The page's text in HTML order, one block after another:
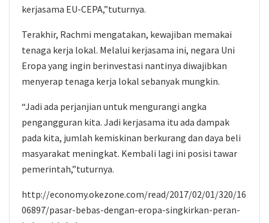
kerjasama EU-CEPA,”tuturnya.
Terakhir, Rachmi mengatakan, kewajiban memakai
tenaga kerja lokal. Melalui kerjasama ini, negara Uni
Eropa yang ingin berinvestasi nantinya diwajibkan
menyerap tenaga kerja lokal sebanyak mungkin.
“Jadi ada perjanjian untuk mengurangi angka
pengangguran kita. Jadi kerjasama itu ada dampak
pada kita, jumlah kemiskinan berkurang dan daya beli
masyarakat meningkat. Kembali lagi ini posisi tawar
pemerintah,”tuturnya.
http://economy.okezone.com/read/2017/02/01/320/16
06897/pasar-bebas-dengan-eropa-singkirkan-peran-